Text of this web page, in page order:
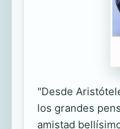
"Desde
los grandes
amistad